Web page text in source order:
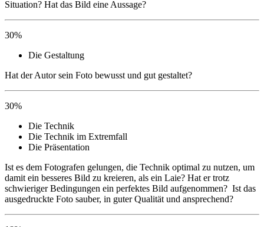
Situation? Hat das Bild eine Aussage?
30%
Die Gestaltung
Hat der Autor sein Foto bewusst und gut gestaltet?
30%
Die Technik
Die Technik im Extremfall
Die Präsentation
Ist es dem Fotografen gelungen, die Technik optimal zu nutzen, um
damit ein besseres Bild zu kreieren, als ein Laie? Hat er trotz
schwieriger Bedingungen ein perfektes Bild aufgenommen? Ist das
ausgedruckte Foto sauber, in guter Qualität und ansprechend?